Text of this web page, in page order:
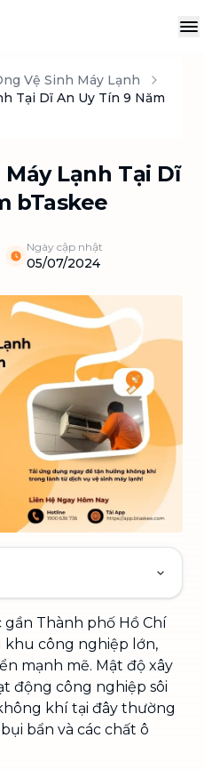
Vệ Sinh Máy Lạnh
Tại Dĩ An Uy Tín 9 Năm
Lạnh Tại Dĩ
bTaskee
Ngày cập nhật
05/07/2024
gần Thành phố Hồ Chí
công nghiệp lớn,
mạnh mẽ. Mật độ xây
động công nghiệp sôi
khí tại đây thường
bẩn và các chất ô